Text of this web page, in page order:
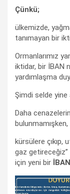
Çünkü;
ülkemizde,
tanımayan bir
Ormanlarımız
iktidar, bir İBAN
yardımlaşma
Şimdi selde yine
Daha
bulunmamışken,
kürsülere çıkıp,
gaz getireceğiz”
için yeni bir